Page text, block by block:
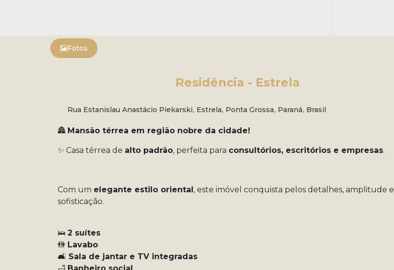
Fotos
Residência - Estrela
Rua Estanislau Anastácio Piekarski, Estrela, Ponta Grossa, Paraná, Brasil
🏯 Mansão térrea em região nobre da cidade!
✨ Casa térrea de alto padrão, perfeita para consultórios, escritórios e empresas.
Com um elegante estilo oriental, este imóvel conquista pelos detalhes, amplitude e
sofisticação.
🛌 2 suítes
🚻 Lavabo
🛋️ Sala de jantar e TV integradas